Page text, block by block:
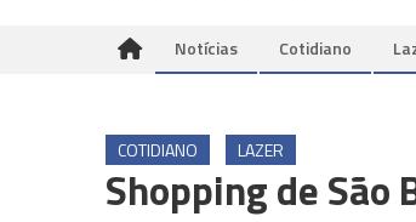
Notícias Cotidiano
COTIDIANO LAZER
Shopping de